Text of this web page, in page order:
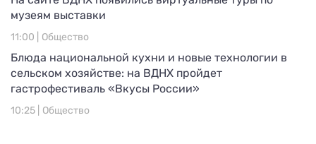
музеям выставки
11:00 | Общество
Блюда национальной кухни и новые технологии в
сельском хозяйстве: на ВДНХ пройдет
гастрофестиваль «Вкусы России»
10:25 | Общество